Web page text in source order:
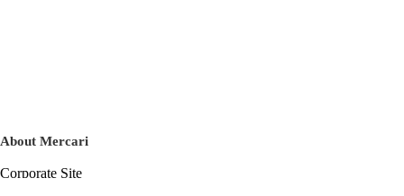
About Mercari
Corporate Site